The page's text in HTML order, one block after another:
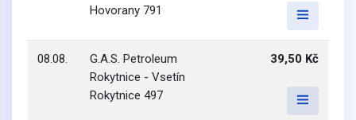
Hovorany 791
08.08.
G.A.S. Petroleum
Rokytnice - Vsetín
Rokytnice 497
39,50 Kč